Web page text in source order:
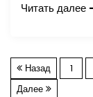
Читать далее
Назад 1
Далее